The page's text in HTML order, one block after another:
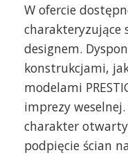
W ofercie
charakteryzujące
designem.
konstrukcjami,
modelami
imprezy
charakter
podpięcie ścian